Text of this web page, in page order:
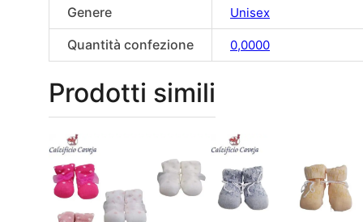
Genere Unisex
Quantità confezione 0,0000
Prodotti simili